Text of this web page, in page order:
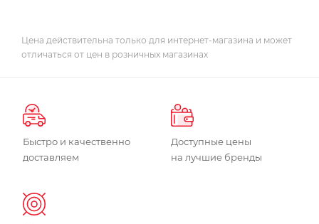
Цена действительна только для интернет-магазина и может
отличаться от цен в розничных магазинах
Быстро и качественно
доставляем
Доступные цены
на лучшие бренды